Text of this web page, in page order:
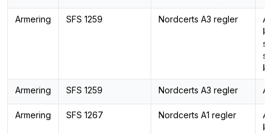
Armering SFS 1259 Nordcerts A3 regler
Armering SFS 1259 Nordcerts A3 regler
Armering SFS 1267 Nordcerts A1 regler